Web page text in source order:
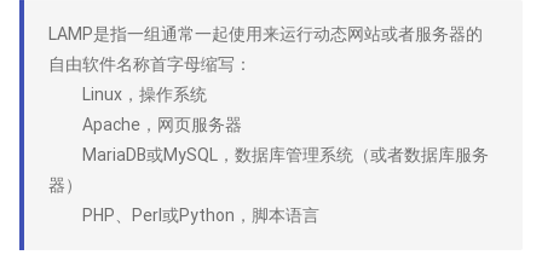
LAMP是指一组通常一起使用来运行动态网站或者服务器的
自由软件名称首字母缩写：
Linux，操作系统
Apache，网页服务器
MariaDB或MySQL，数据库管理系统（或者数据库服务
器）
PHP、Perl或Python，脚本语言